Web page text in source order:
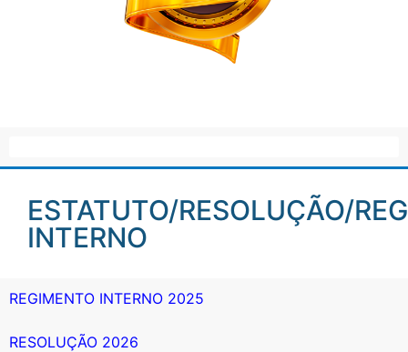
ESTATUTO/RESOLUÇÃO/
INTERNO
REGIMENTO INTERNO 2025
RESOLUÇÃO 2026